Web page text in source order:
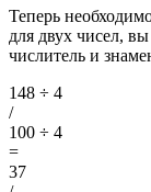
Теперь
для двух чисел,
числитель и
148 ÷ 4
/
100 ÷ 4
=
37